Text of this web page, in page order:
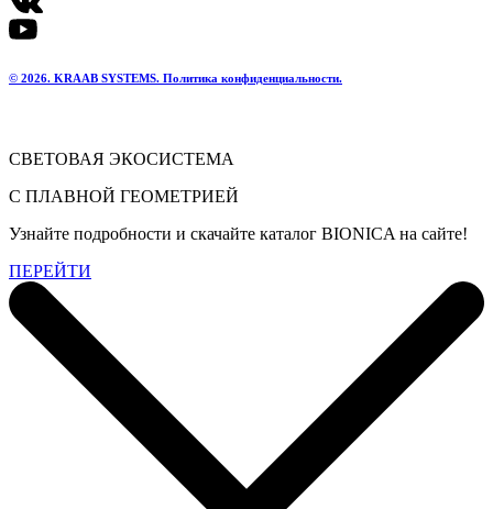
© 2026. KRAAB SYSTEMS. Политика конфиденциальности.
СВЕТОВАЯ ЭКОСИСТЕМА
С ПЛАВНОЙ ГЕОМЕТРИЕЙ
Узнайте подробности и скачайте каталог BIONICA на сайте!
ПЕРЕЙТИ